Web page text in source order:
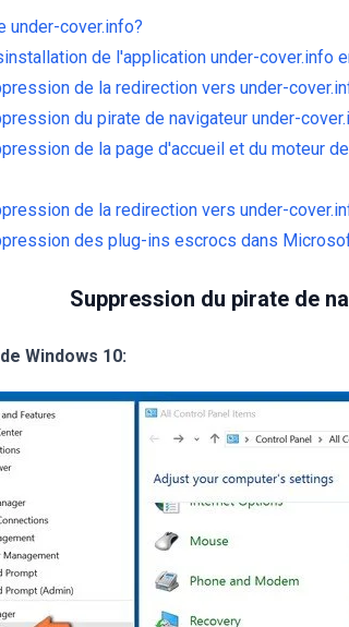
under-cover.info?
de l'application under-cover.info
de la redirection vers under-
du pirate de navigateur under-
de la page d'accueil et du moteur
de la redirection vers under-
des plug-ins escrocs dans
Suppression du pirate de
Windows 10: